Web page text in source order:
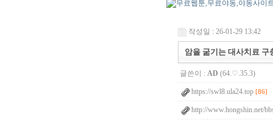
작성일 : 26-01-29 13:42
암을 굶기는 대사치료 구
글쓴이 : AD (64.♡.35.3)
https://swl8.ula24.top [86]
http://www.hongshin.net/